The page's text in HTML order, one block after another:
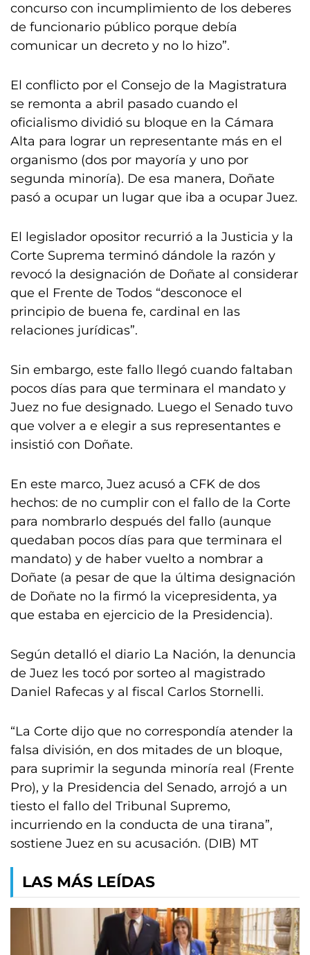
concurso con incumplimiento de los deberes
de funcionario público porque debía
comunicar un decreto y no lo hizo”.
El conflicto por el Consejo de la Magistratura
se remonta a abril pasado cuando el
oficialismo dividió su bloque en la Cámara
Alta para lograr un representante más en el
organismo (dos por mayoría y uno por
segunda minoría). De esa manera, Doñate
pasó a ocupar un lugar que iba a ocupar Juez.
El legislador opositor recurrió a la Justicia y la
Corte Suprema terminó dándole la razón y
revocó la designación de Doñate al considerar
que el Frente de Todos “desconoce el
principio de buena fe, cardinal en las
relaciones jurídicas”.
Sin embargo, este fallo llegó cuando faltaban
pocos días para que terminara el mandato y
Juez no fue designado. Luego el Senado tuvo
que volver a e elegir a sus representantes e
insistió con Doñate.
En este marco, Juez acusó a CFK de dos
hechos: de no cumplir con el fallo de la Corte
para nombrarlo después del fallo (aunque
quedaban pocos días para que terminara el
mandato) y de haber vuelto a nombrar a
Doñate (a pesar de que la última designación
de Doñate no la firmó la vicepresidenta, ya
que estaba en ejercicio de la Presidencia).
Según detalló el diario La Nación, la denuncia
de Juez les tocó por sorteo al magistrado
Daniel Rafecas y al fiscal Carlos Stornelli.
“La Corte dijo que no correspondía atender la
falsa división, en dos mitades de un bloque,
para suprimir la segunda minoría real (Frente
Pro), y la Presidencia del Senado, arrojó a un
tiesto el fallo del Tribunal Supremo,
incurriendo en la conducta de una tirana”,
sostiene Juez en su acusación. (DIB) MT
LAS MÁS LEÍDAS